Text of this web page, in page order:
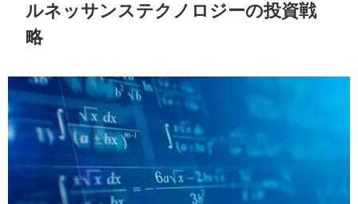
ルネッサンステクノロジーの投資戦
略